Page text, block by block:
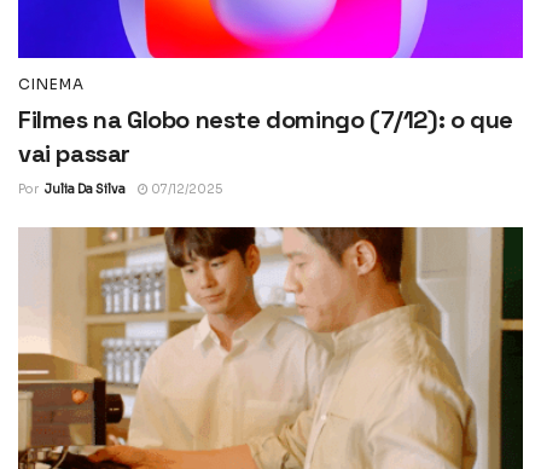
CINEMA
Filmes na Globo neste domingo (7/12): o que
vai passar
Por Julia Da Silva 07/12/2025